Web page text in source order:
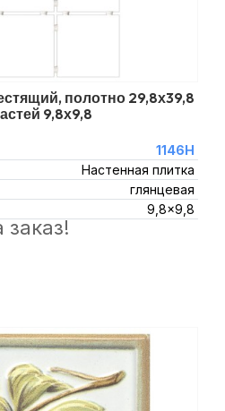
полотно 29,8х39,8
9,8х9,8
1146H
Настенная плитка
глянцевая
9,8x9,8
заказ!